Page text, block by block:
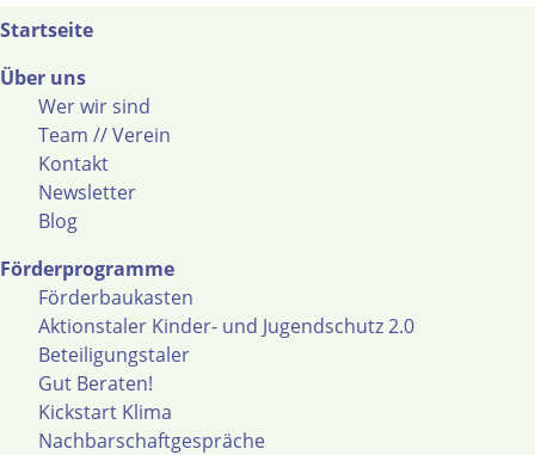
Startseite
Über uns
Wer wir sind
Team // Verein
Kontakt
Newsletter
Blog
Förderprogramme
Förderbaukasten
Aktionstaler Kinder- und Jugendschutz 2.0
Beteiligungstaler
Gut Beraten!
Kickstart Klima
Nachbarschaftgespräche